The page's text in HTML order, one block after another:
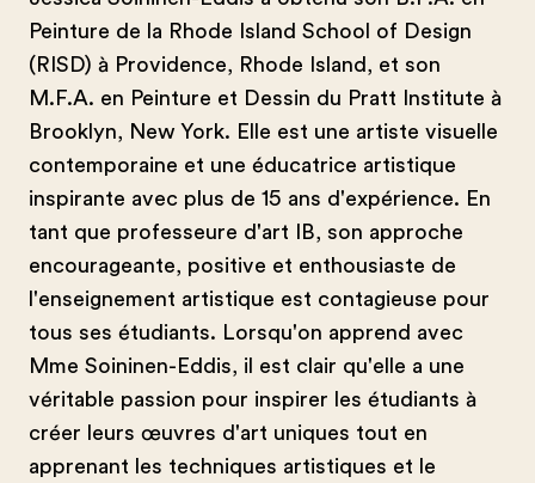
Peinture de la Rhode Island School of Design
(RISD) à Providence, Rhode Island, et son
M.F.A. en Peinture et Dessin du Pratt Institute à
Brooklyn, New York. Elle est une artiste visuelle
contemporaine et une éducatrice artistique
inspirante avec plus de 15 ans d'expérience. En
tant que professeure d'art IB, son approche
encourageante, positive et enthousiaste de
l'enseignement artistique est contagieuse pour
tous ses étudiants. Lorsqu'on apprend avec
Mme Soininen-Eddis, il est clair qu'elle a une
véritable passion pour inspirer les étudiants à
créer leurs œuvres d'art uniques tout en
apprenant les techniques artistiques et le